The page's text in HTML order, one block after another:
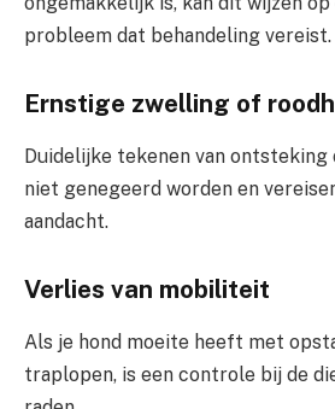
probleem dat behandeling vereist.
Ernstige zwelling of
Duidelijke tekenen van
niet genegeerd worden en
aandacht.
Verlies van mobiliteit
Als je hond moeite heeft met
traplopen, is een controle bij de